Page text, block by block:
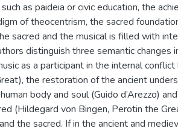
as paideia or civic education, the
of theocentrism, the sacred
sacred and the musical is filled with
distinguish three semantic
as a participant in the internal
the restoration of the ancient
body and soul (Guido d’Arezzo)
(Hildegard von Bingen, Perotin the
the sacred. If in the ancient and